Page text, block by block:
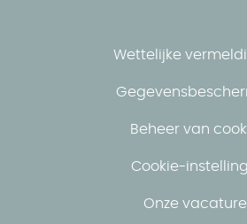
Wettelijke
Beheer van
Cookie-
Onze